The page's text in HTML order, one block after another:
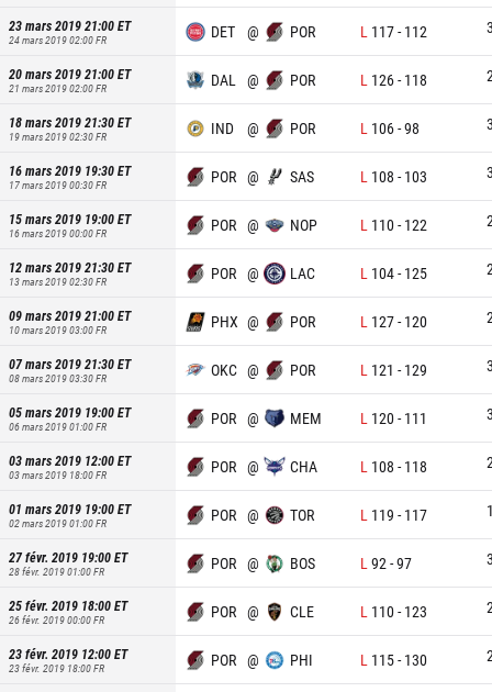
23 mars 2019 21:00ET
24 mars 2019 02:00FR DET @ POR L 117- 112
20 mars 2019 21:00ET
21 mars 2019 02:00FR DAL @ POR L 126- 118
18 mars 2019 21:30ET
19 mars 2019 02:30FR IND @ POR L 106-98
16 mars 2019 19:30ET
17 mars 2019 00:30FR POR @ SAS L 108 - 103
15 mars 2019 19:00ET
16 mars 2019 00:00FR POR @ NOP L 110- 122
12 mars 2019 21:30ET
13 mars 2019 02:30FR POR @ LAC L 104- 125
09 mars 2019 21:00ET
10 mars 2019 03:00FR PHX @ POR L 127- 120
07 mars 2019 21:30ET
08 mars 2019 03:30FR OKC @ POR L 121 - 129
05 mars 2019 19:00ET
06 mars 2019 01:00FR POR @ MEM L 120- 111
03 mars 2019 12:00ET
03 mars 2019 18:00FR POR @ CHA L 108 - 118
01 mars 2019 19:00ET
02 mars 2019 01:00FR POR @ TOR L 119 - 117
27 févr. 2019 19:00ET
28 févr. 2019 01:00FR POR @ BOS L 92 -97
25 févr. 2019 18:00ET
26 févr. 2019 00:00FR POR @ CLE L 110- 123
23 févr. 2019 12:00ET
23 févr. 2019 18:00FR POR @ PHI L 115- 130